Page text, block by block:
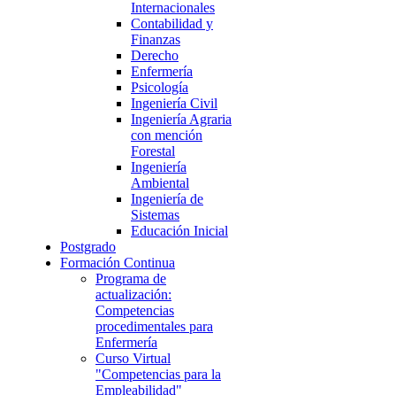
Internacionales
Contabilidad y
Finanzas
Derecho
Enfermería
Psicología
Ingeniería Civil
Ingeniería Agraria
con mención
Forestal
Ingeniería
Ambiental
Ingeniería de
Sistemas
Educación Inicial
Postgrado
Formación Continua
Programa de
actualización:
Competencias
procedimentales para
Enfermería
Curso Virtual
"Competencias para la
Empleabilidad"